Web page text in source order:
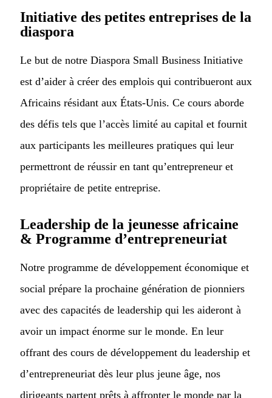
Initiative des petites entreprises de la
diaspora
Le but de notre Diaspora Small Business Initiative
est d’aider à créer des emplois qui contribueront aux
Africains résidant aux États-Unis. Ce cours aborde
des défis tels que l’accès limité au capital et fournit
aux participants les meilleures pratiques qui leur
permettront de réussir en tant qu’entrepreneur et
propriétaire de petite entreprise.
Leadership de la jeunesse africaine
& Programme d’entrepreneuriat
Notre programme de développement économique et
social prépare la prochaine génération de pionniers
avec des capacités de leadership qui les aideront à
avoir un impact énorme sur le monde. En leur
offrant des cours de développement du leadership et
d’entrepreneuriat dès leur plus jeune âge, nos
dirigeants partent prêts à affronter le monde par la